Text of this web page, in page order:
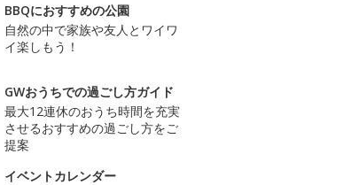
BBQにおすすめの公園
自然の中で家族や友人とワイワ
イ楽しもう！
GWおうちでの過ごし方ガイド
最大12連休のおうち時間を充実
させるおすすめの過ごし方をご
提案
イベントカレンダー